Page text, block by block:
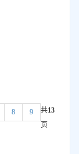
8 9 共13
页